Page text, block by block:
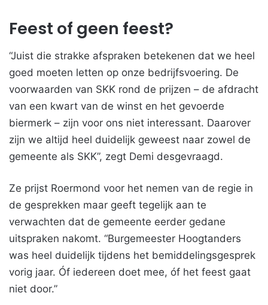
Feest of geen feest?
“Juist die strakke afspraken betekenen dat we heel
goed moeten letten op onze bedrijfsvoering. De
voorwaarden van SKK rond de prijzen – de afdracht
van een kwart van de winst en het gevoerde
biermerk – zijn voor ons niet interessant. Daarover
zijn we altijd heel duidelijk geweest naar zowel de
gemeente als SKK”, zegt Demi desgevraagd.
Ze prijst Roermond voor het nemen van de regie in
de gesprekken maar geeft tegelijk aan te
verwachten dat de gemeente eerder gedane
uitspraken nakomt. “Burgemeester Hoogtanders
was heel duidelijk tijdens het bemiddelingsgesprek
vorig jaar. Óf iedereen doet mee, óf het feest gaat
niet door.”